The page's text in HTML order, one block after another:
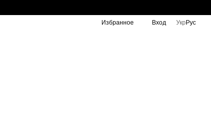
Избранное Вход Укр Рус